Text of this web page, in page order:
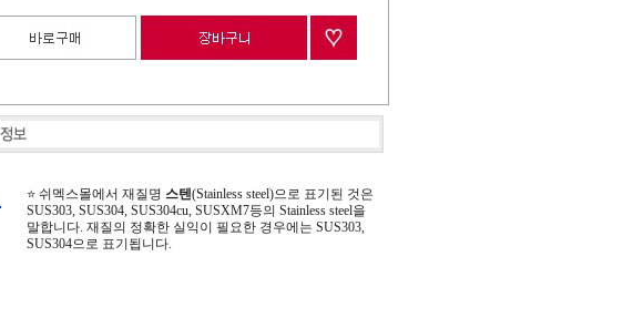
⭐ 쉬멕스몰에서 재질명 스텐(Stainless steel)으로 표기된 것은
SUS303, SUS304, SUS304cu, SUSXM7등의 Stainless steel을
말합니다. 재질의 정확한 실익이 필요한 경우에는 SUS303,
SUS304으로 표기됩니다.